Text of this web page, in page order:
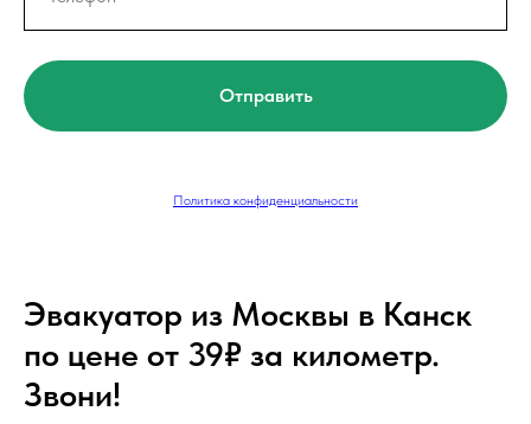
Отправить
Политика конфиденциальности
Эвакуатор из Москвы в Канск
по цене от 39₽ за километр.
Звони!